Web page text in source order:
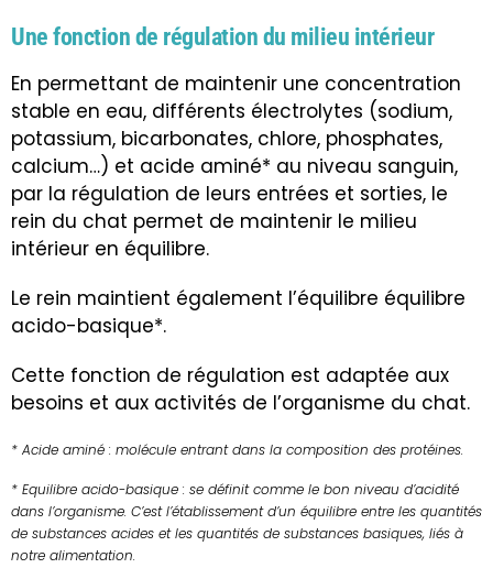
Une fonction de régulation du milieu intérieur
En permettant de maintenir une concentration
stable en eau, différents électrolytes (sodium,
potassium, bicarbonates, chlore, phosphates,
calcium…) et acide aminé* au niveau sanguin,
par la régulation de leurs entrées et sorties, le
rein du chat permet de maintenir le milieu
intérieur en équilibre.
Le rein maintient également l’équilibre équilibre
acido-basique*.
Cette fonction de régulation est adaptée aux
besoins et aux activités de l’organisme du chat.
* Acide aminé : molécule entrant dans la composition des protéines.
* Equilibre acido-basique : se définit comme le bon niveau d’acidité
dans l’organisme. C’est l’établissement d’un équilibre entre les quantités
de substances acides et les quantités de substances basiques, liés à
notre alimentation.